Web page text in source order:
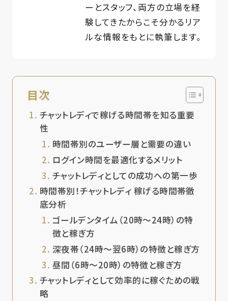
ーとスタッフ、両方の立場を経
験してきたからこそ分かるリア
ルな情報をもとに執筆します。
目次
チャットレディで稼げる時間帯を知る重要
性
時間帯別のユーザー層と需要の違い
ログイン時間を最適化するメリット
チャットレディとしての成功への第一歩
時間帯別！チャットレディ 稼げる時間帯徹
底分析
ゴールデンタイム（20時～24時）の特
徴と稼ぎ方
深夜帯（24時～翌6時）の特徴と稼ぎ方
昼間（6時～20時）の特徴と稼ぎ方
チャットレディとして効率的に稼ぐための戦
略